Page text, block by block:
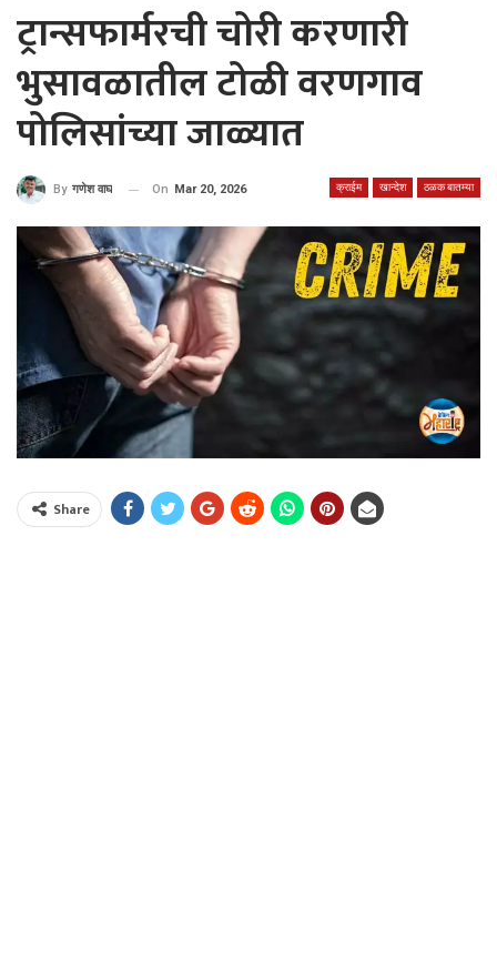
ट्रान्सफार्मरची चोरी करणारी
भुसावळातील टोळी वरणगाव
पोलिसांच्या जाळ्यात
क्राईम खान्देश ठळक बातम्या
By गणेश वाघ On Mar 20, 2026
Share